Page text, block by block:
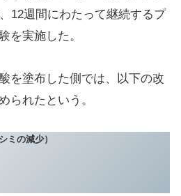
12週間にわたって継続するプ
を実施した。
を塗布した側では、以下の改
られたという。
ミの減少）